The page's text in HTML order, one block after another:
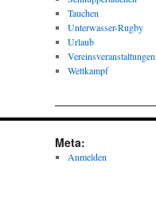
Tauchen
Unterwasser-Rugby
Urlaub
Vereinsveranstaltungen
Wettkampf
Meta:
Anmelden